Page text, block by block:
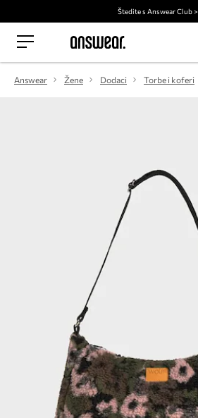
Štedite s Answear Club >
Answear Žene Dodaci Torbe i koferi